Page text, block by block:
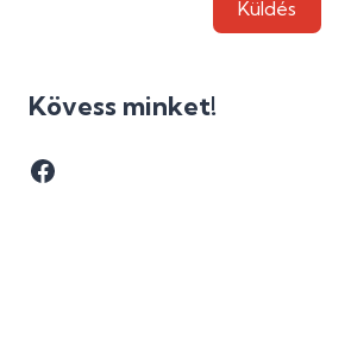
Küldés
Kövess minket!
Facebook